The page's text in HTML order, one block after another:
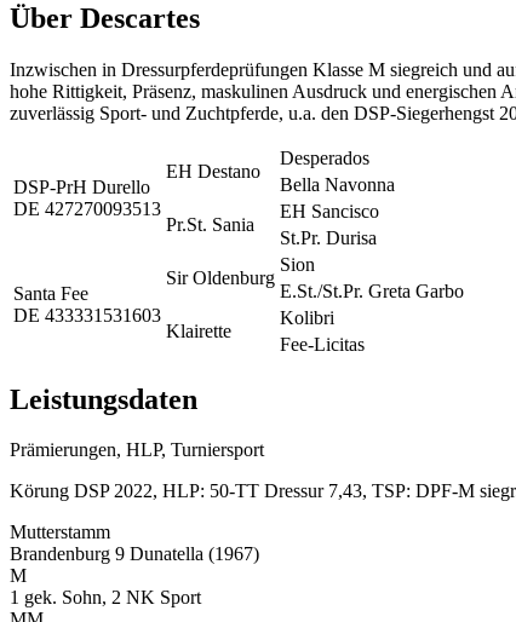
Über Descartes
Inzwischen in Dressurpferdeprüfungen Klasse M siegreich und
hohe Rittigkeit, Präsenz, maskulinen Ausdruck und energischen
zuverlässig Sport- und Zuchtpferde, u.a. den DSP-Siegerhengst
DSP-PrH Durello
DE 427270093513
EH Destano
Desperados
Bella Navonna
Pr.St. Sania
EH Sancisco
St.Pr. Durisa
Santa Fee
DE 433331531603
Sir Oldenburg
Sion
E.St./St.Pr. Greta Garbo
Klairette
Kolibri
Fee-Licitas
Leistungsdaten
Prämierungen, HLP, Turniersport
Körung DSP 2022, HLP: 50-TT Dressur 7,43, TSP: DPF-M
Mutterstamm
Brandenburg 9 Dunatella (1967)
M
1 gek. Sohn, 2 NK Sport